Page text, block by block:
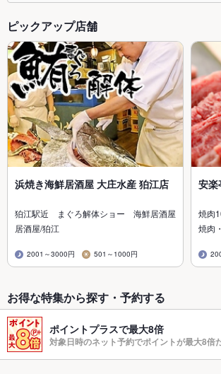
ピックアップ店舗
浜焼き海鮮居酒屋 大庄水産 狛江店
狛江駅近 まぐろ解体ショー 海鮮居酒屋
居酒屋/狛江
2001～3000円 501～1000円
安楽
焼肉
焼肉
お得な特集から探す・予約する
ポイントプラスで最大8倍
対象日時のネット予約でポイントが最大8倍